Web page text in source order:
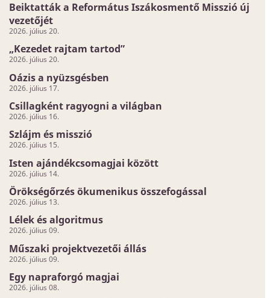
Beiktatták a Református Iszákosmentő Misszió új
vezetőjét
2026. július 20.
„Kezedet rajtam tartod”
2026. július 20.
Oázis a nyüzsgésben
2026. július 17.
Csillagként ragyogni a világban
2026. július 16.
Szlájm és misszió
2026. július 15.
Isten ajándékcsomagjai között
2026. július 14.
Örökségőrzés ökumenikus összefogással
2026. július 13.
Lélek és algoritmus
2026. július 09.
Műszaki projektvezetői állás
2026. július 09.
Egy napraforgó magjai
2026. július 08.